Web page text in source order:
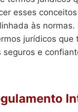
esses
às normas.
jurídicos
e